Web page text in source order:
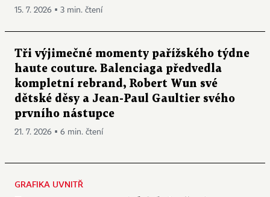
15. 7. 2026 ▪ 3 min. čtení
Tři výjimečné momenty pařížského týdne
haute couture. Balenciaga předvedla
kompletní rebrand, Robert Wun své
dětské děsy a Jean-Paul Gaultier svého
prvního nástupce
21. 7. 2026 ▪ 6 min. čtení
GRAFIKA UVNITŘ